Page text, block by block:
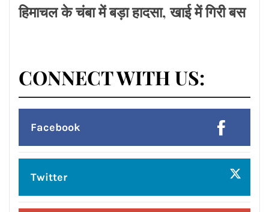
हिमाचल के चंबा में बड़ा हादसा, खाई में गिरी बस
CONNECT WITH US:
Facebook
Twitter